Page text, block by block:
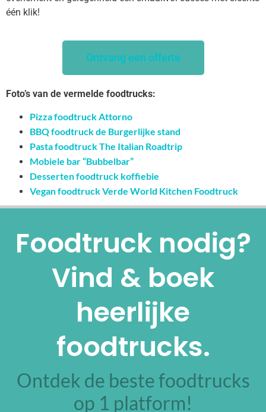
één klik!
Ontvang een offerte
Foto’s van de vermelde foodtrucks:
Pizza foodtruck Attorno
BBQ foodtruck de Burgerlijke stand
Pasta foodtruck The Italian Roadtrip
Mobiele bar “Bubbelbar”
Desserten foodtruck koffiebie
Vegan foodtruck Verde World Kitchen Foodtruck
Foodtruck nodig?
Vind & boek
heerlijke
foodtrucks.
Ontdek de beste foodtrucks
op 1 platform!